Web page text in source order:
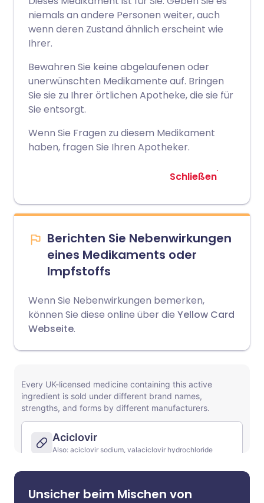
niemals an andere Personen weiter, auch
wenn deren Zustand ähnlich erscheint wie
Ihrer.
Bewahren Sie keine abgelaufenen oder
unerwünschten Medikamente auf. Bringen
Sie sie zu Ihrer örtlichen Apotheke, die sie für
Sie entsorgt.
Wenn Sie Fragen zu diesem Medikament
haben, fragen Sie Ihren Apotheker.
Schließen
Berichten Sie Nebenwirkungen
eines Medikaments oder
Impfstoffs
Wenn Sie Nebenwirkungen bemerken,
können Sie diese online über die Yellow Card
Webseite.
Unsicher beim Mischen von